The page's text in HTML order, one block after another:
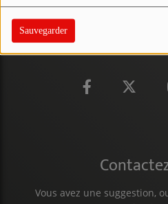
Sauvegarder
PARTICIPEZ
JEUX CONCOURS
L'ŒIL DE L'OIE | PRÉSENTATION
VIDÉOS | L’ŒIL DE L'OIE
Vous avez une suggestion,